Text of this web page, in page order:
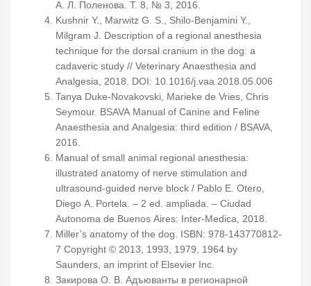
А. Л. Поленова. Т. 8, № 3, 2016.
Kushnir Y., Marwitz G. S., Shilo-Benjamini Y.,
Milgram J. Description of a regional anesthesia
technique for the dorsal cranium in the dog: a
cadaveric study // Veterinary Anaesthesia and
Analgesia, 2018. DOI: 10.1016/j.vaa.2018.05.006
Tanya Duke-Novakovski, Marieke de Vries, Chris
Seymour. BSAVA Manual of Canine and Feline
Anaesthesia and Analgesia: third edition / BSAVA,
2016.
Manual of small animal regional anesthesia:
illustrated anatomy of nerve stimulation and
ultrasound-guided nerve block / Pablo E. Otero,
Diego A. Portela. – 2 ed. ampliada. – Ciudad
Autonoma de Buenos Aires: Inter-Medica, 2018.
Miller’s anatomy of the dog. ISBN: 978-143770812-
7 Copyright © 2013, 1993, 1979, 1964 by
Saunders, an imprint of Elsevier Inc.
Закирова О. В. Адъюванты в регионарной